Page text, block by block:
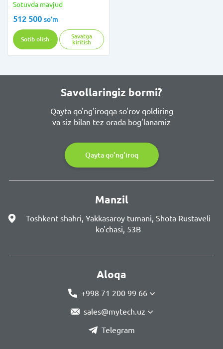
Sotuvda mavjud
512 500 so'm
Sotib olish
Savatga
kiritish
Savollaringiz bormi?
Qayta qo'ng'iroqqa so'rov qoldiring
va siz bilan tez orada bog'lanamiz
Qayta qo'ng'iroq
Manzil
Toshkent shahri, Yakkasaroy tumani, Shota Rustaveli
ko'chasi, 53B
Aloqa
+998 71 200 99 66
sales@mytech.uz
Telegram